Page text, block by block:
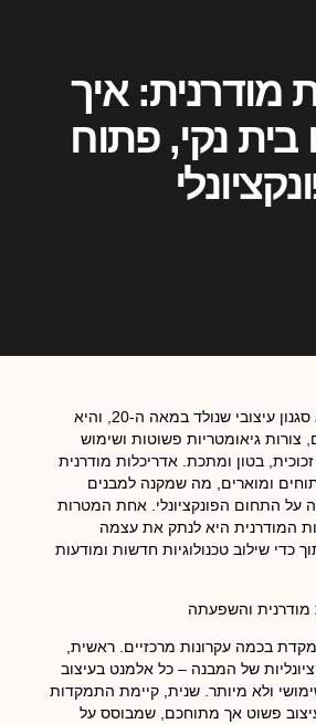
מודרנית: איך
בית נקי, פתוח
אדריכלות מודרנית היא סגנון עיצובי שנולד במאה ה-20, והיא
צורות גיאומטריות פשוטות ושימוש
בטון ומתכת. אדריכלות מודרנית
ומוארים, מה שמקנה למבנים
על התחום הפונקציונלי. אחת המטרות
המודרנית היא לנתק את עצמה
כדי שילוב טכנולוגיות חדשות ומודעות
מודרנית והשפעתה
בכמה עקרונות מרכזיים. ראשית,
של המבנה – כל אלמנט בעיצוב
ולא מיותר. שנית, קיימת התמקדות
פשוט אך מתוחכם, שמבוסס על